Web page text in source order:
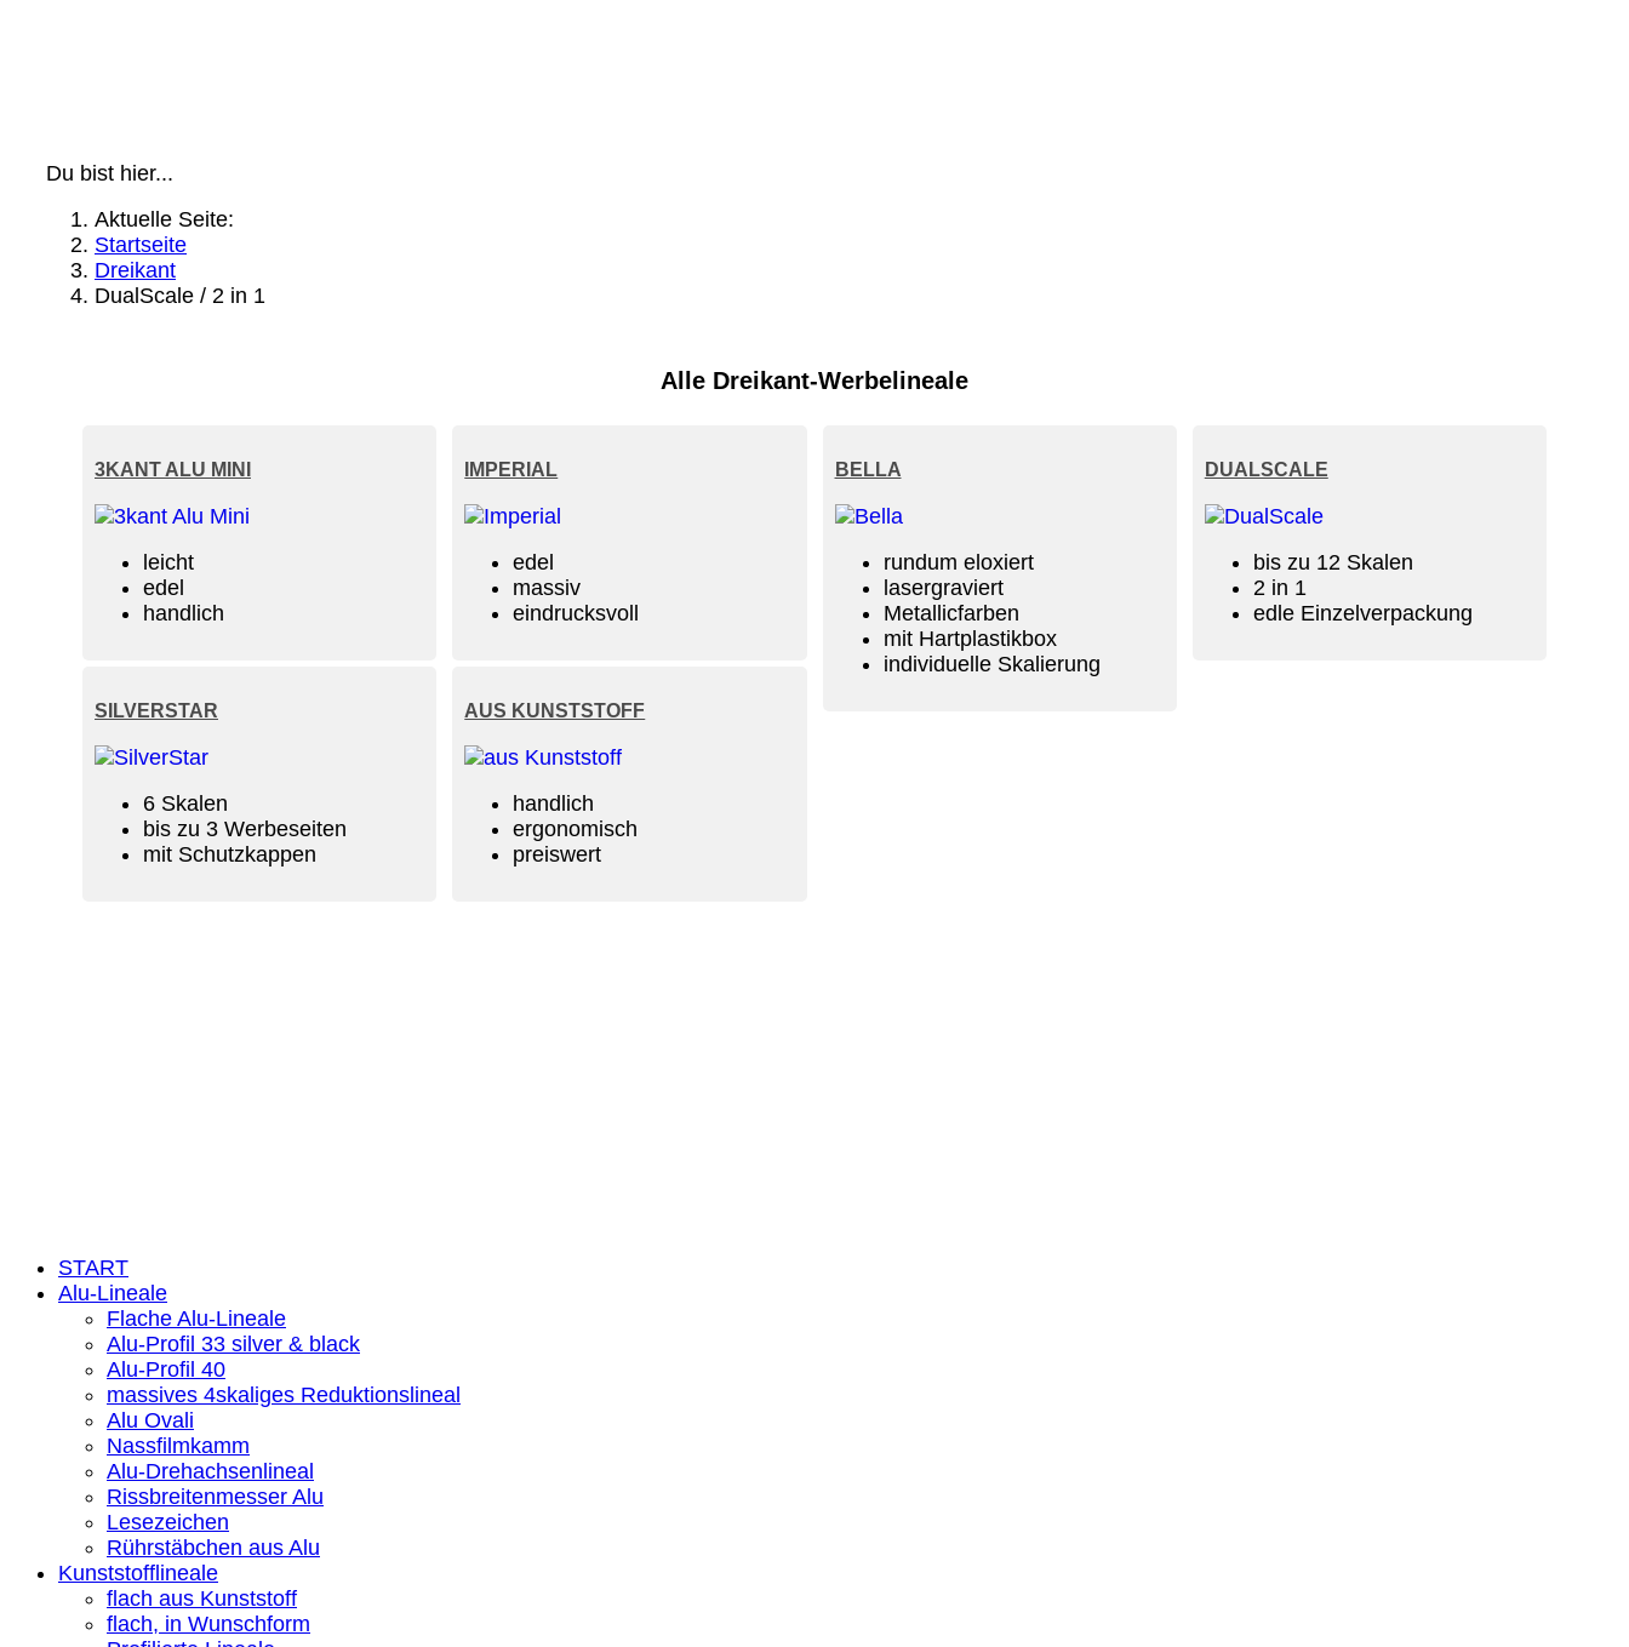
Du bist hier...
Aktuelle Seite:
Startseite
Dreikant
DualScale / 2 in 1
Alle Dreikant-Werbelineale
3KANT ALU MINI
leicht
edel
handlich
SILVERSTAR
6 Skalen
bis zu 3 Werbeseiten
mit Schutzkappen
IMPERIAL
edel
massiv
eindrucksvoll
AUS KUNSTSTOFF
handlich
ergonomisch
preiswert
BELLA
rundum eloxiert
lasergraviert
Metallicfarben
mit Hartplastikbox
individuelle Skalierung
DUALSCALE
bis zu 12 Skalen
2 in 1
edle Einzelverpackung
START
Alu-Lineale
Flache Alu-Lineale
Alu-Profil 33 silver & black
Alu-Profil 40
massives 4skaliges Reduktionslineal
Alu Ovali
Nassfilmkamm
Alu-Drehachsenlineal
Rissbreitenmesser Alu
Lesezeichen
Rührstäbchen aus Alu
Kunststofflineale
flach aus Kunststoff
flach, in Wunschform